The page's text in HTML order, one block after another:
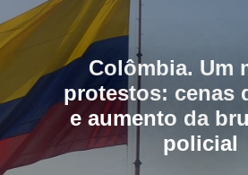
Colômbia. Um
protestos: cenas
e aumento da
policial